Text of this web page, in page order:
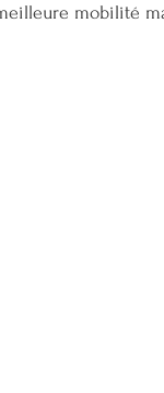
mobilité